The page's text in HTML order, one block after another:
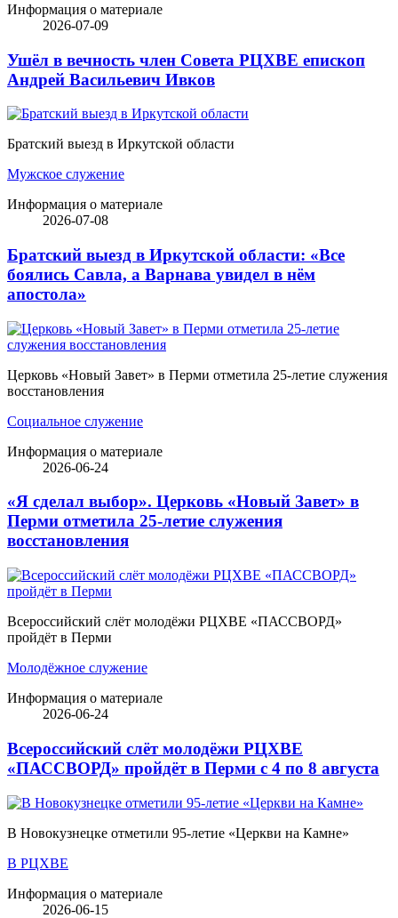
Информация о материале
2026-07-09
Ушёл в вечность член Совета РЦХВЕ епископ
Андрей Васильевич Ивков
Братский выезд в Иркутской области
Мужское служение
Информация о материале
2026-07-08
Братский выезд в Иркутской области: «Все
боялись Савла, а Варнава увидел в нём
апостола»
Церковь «Новый Завет» в Перми отметила 25-летие служения
восстановления
Социальное служение
Информация о материале
2026-06-24
«Я сделал выбор». Церковь «Новый Завет» в
Перми отметила 25-летие служения
восстановления
Всероссийский слёт молодёжи РЦХВЕ «ПАССВОРД»
пройдёт в Перми
Молодёжное служение
Информация о материале
2026-06-24
Всероссийский слёт молодёжи РЦХВЕ
«ПАССВОРД» пройдёт в Перми с 4 по 8 августа
В Новокузнецке отметили 95-летие «Церкви на Камне»
В РЦХВЕ
Информация о материале
2026-06-15